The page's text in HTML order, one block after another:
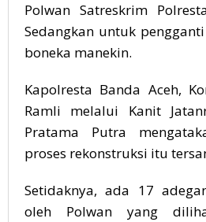
Polwan Satreskrim
Sedangkan untuk
boneka manekin.
Kapolresta Banda Aceh,
Ramli melalui Kanit
Pratama Putra
proses rekonstruksi itu
Setidaknya, ada 17
oleh Polwan yang